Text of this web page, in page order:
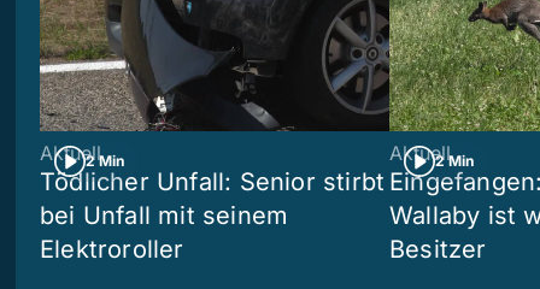
2 Min
Aktuell
Tödlicher Unfall: Senior stirbt
bei Unfall mit seinem
Elektroroller
2 Min
Aktuell
Wallaby ist
Besitzer